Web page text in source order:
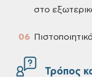
στο
Τρόπος